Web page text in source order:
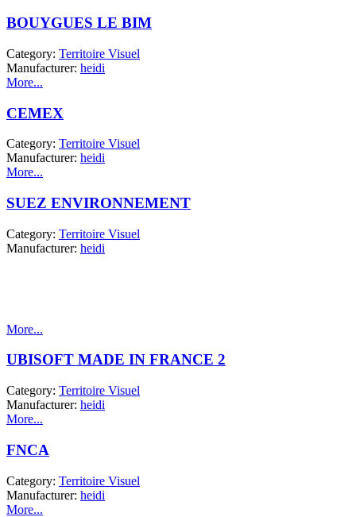
BOUYGUES LE BIM
Category: Territoire Visuel
Manufacturer: heidi
More...
CEMEX
Category: Territoire Visuel
Manufacturer: heidi
More...
SUEZ ENVIRONNEMENT
Category: Territoire Visuel
Manufacturer: heidi
More...
UBISOFT MADE IN FRANCE 2
Category: Territoire Visuel
Manufacturer: heidi
More...
FNCA
Category: Territoire Visuel
Manufacturer: heidi
More...